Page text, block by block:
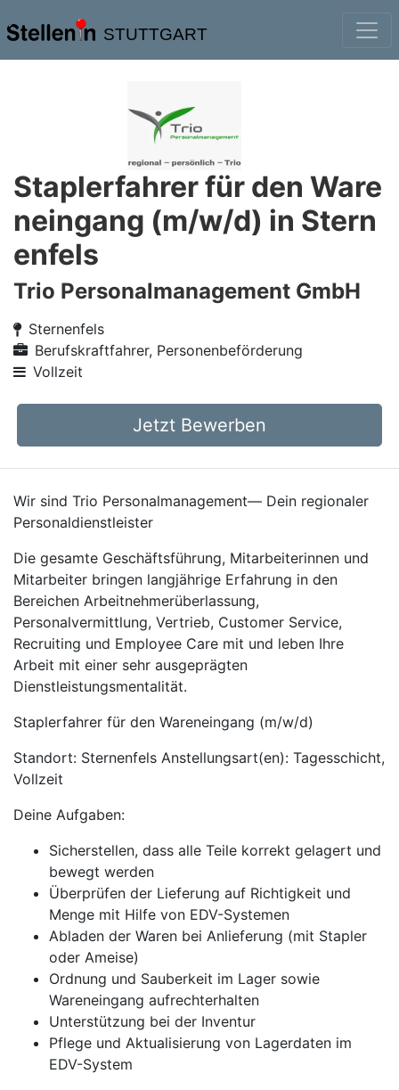
STUTTGART
Staplerfahrer für den Ware
neingang (m/w/d) in Stern
enfels
Trio Personalmanagement GmbH
Sternenfels
Berufskraftfahrer, Personenbeförderung
Vollzeit
Jetzt Bewerben
Wir sind Trio Personalmanagement— Dein regionaler
Personaldienstleister
Die gesamte Geschäftsführung, Mitarbeiterinnen und
Mitarbeiter bringen langjährige Erfahrung in den
Bereichen Arbeitnehmerüberlassung,
Personalvermittlung, Vertrieb, Customer Service,
Recruiting und Employee Care mit und leben Ihre
Arbeit mit einer sehr ausgeprägten
Dienstleistungsmentalität.
Staplerfahrer für den Wareneingang (m/w/d)
Standort: Sternenfels Anstellungsart(en): Tagesschicht,
Vollzeit
Deine Aufgaben:
Sicherstellen, dass alle Teile korrekt gelagert und
bewegt werden
Überprüfen der Lieferung auf Richtigkeit und
Menge mit Hilfe von EDV-Systemen
Abladen der Waren bei Anlieferung (mit Stapler
oder Ameise)
Ordnung und Sauberkeit im Lager sowie
Wareneingang aufrechterhalten
Unterstützung bei der Inventur
Pflege und Aktualisierung von Lagerdaten im
EDV-System